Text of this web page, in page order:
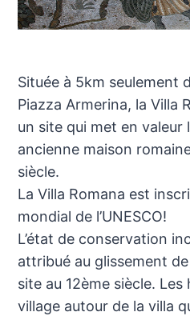
Située à 5km seulement
Piazza Armerina, la Villa
un site qui met en valeur
ancienne maison
siècle.
La Villa Romana est
mondial de l’UNESCO!
L’état de conservation
attribué au glissement
site au 12ème siècle.
village autour de la villa